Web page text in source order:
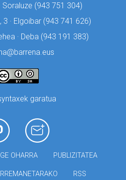
Soraluze (943 751 304)
· Elgoibar (943 741 626)
· Deba (943 191 383)
garatua
OHARRA PUBLIZITATEA
RSS